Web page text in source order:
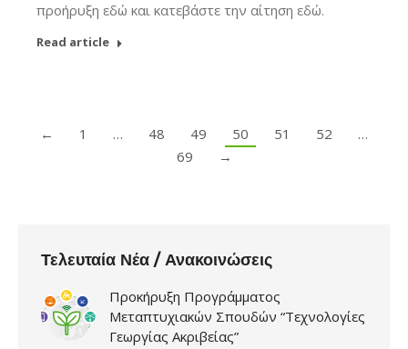
προήρυξη εδώ και κατεβάστε την αίτηση εδώ.
Read article
← 1 … 48 49 50 51 52
…
69
→
Τελευταία Νέα / Ανακοινώσεις
Προκήρυξη Προγράμματος
Μεταπτυχιακών Σπουδών “Τεχνολογίες
Γεωργίας Ακριβείας”